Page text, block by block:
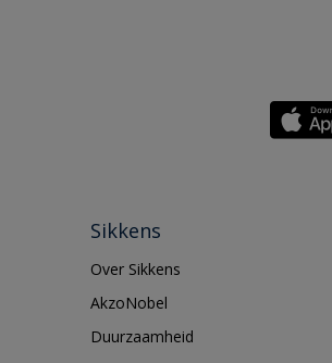
Sikkens
Over Sikkens
AkzoNobel
Duurzaamheid